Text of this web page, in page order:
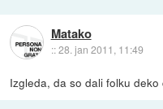
Matako
::28. jan 2011, 11:49
Izgleda, da so dali folku